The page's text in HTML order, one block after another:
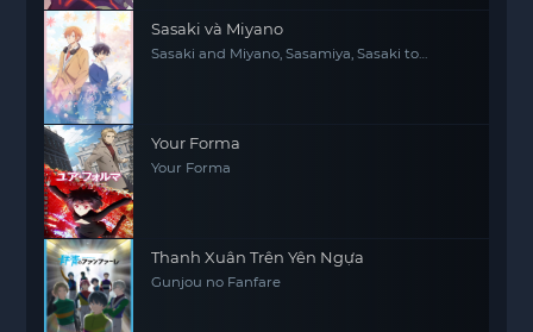
Sasaki và Miyano
Sasaki and Miyano, Sasamiya, Sasaki to
Your Forma
Your Forma
Thanh Xuân Trên Yên Ngựa
Gunjou no Fanfare